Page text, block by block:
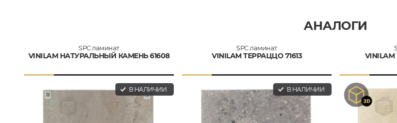
АНАЛОГИ
SPC ламинат
VINILAM НАТУРАЛЬНЫЙ КАМЕНЬ 61608
В НАЛИЧИИ
SPC ламинат
VINILAM ТЕРРАЦЦО 71613
В НАЛИЧИИ